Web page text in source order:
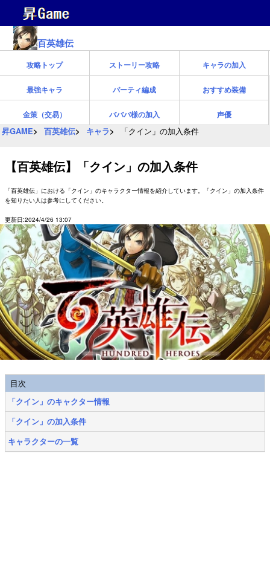
百英雄伝
攻略トップ ストーリー攻略 キャラの加入
最強キャラ パーティ編成 おすすめ装備
金策（交易） バババ様の加入 声優
昇GAME 百英雄伝 キャラ 「クイン」の加入条件
【百英雄伝】「クイン」の加入条件
「百英雄伝」における「クイン」のキャラクター情報を紹介しています。「クイン」の加入条件
を知りたい人は参考にしてください。
更新日:2024/4/26 13:07
目次
「クイン」のキャクター情報
「クイン」の加入条件
キャラクターの一覧